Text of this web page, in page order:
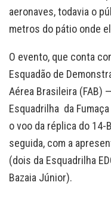
aeronaves, todavia o
metros do pátio onde
O evento, que conta
Esquadão de
Aérea Brasileira (FAB)
Esquadrilha da
o voo da réplica do 14-
seguida, com a
(dois da Esquadrilha
Bazaia Júnior).